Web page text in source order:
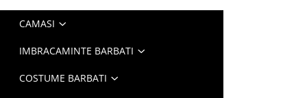
CAMASI
IMBRACAMINTE BARBATI
COSTUME BARBATI